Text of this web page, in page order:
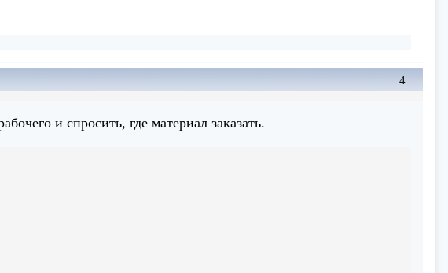
4
и спросить, где материал заказать.